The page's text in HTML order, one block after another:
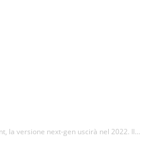
la versione next-gen uscirà nel 2022. Il...